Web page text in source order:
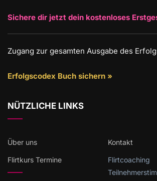
Sichere dir jetzt dein kostenloses
Zugang zur gesamten Ausgabe des
Erfolgscodex Buch sichern »
NÜTZLICHE LINKS
Über uns Kontakt
Flirtkurs Termine
Flirtcoaching